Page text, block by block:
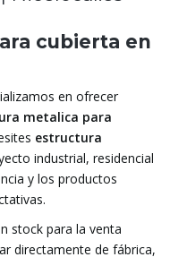
cubierta en
en ofrecer
metalica para
estructura
industrial, residencial
y los productos
stock para la venta
directamente de fábrica,